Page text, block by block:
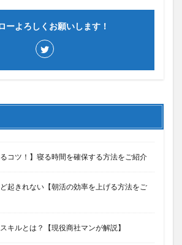
ーよろしくお願いします！
るコツ！】寝る時間を確保する方法をご紹介
起きれない【朝活の効率を上げる方法をご
キルとは？【現役商社マンが解説】